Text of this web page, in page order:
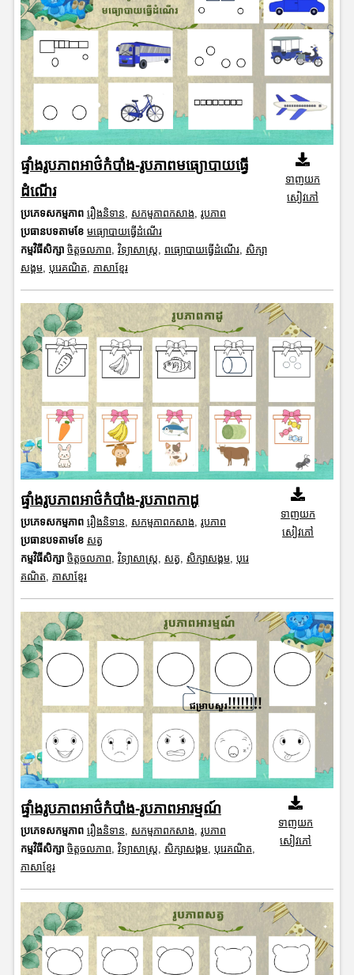
ផ្ទាំងរូបភាពអាថ៌កំបាំង-រូបភាពមធ្យោបាយធ្វើ
ដំណើរ
ប្រភេទសកម្មភាព រឿងនិទាន, សកម្មភាពកសាង, រូបភាព
ប្រធានបទតាមខែ មធ្យោបាយធ្វើដំណើរ
កម្មវិធីសិក្សា ចិត្តចលភាព, វិទ្យាសាស្រ្ត, ពធ្យោបាយធ្វើដំណើរ, សិក្សា
សង្គម, បុរេគណិត, ភាសាខ្មែរ
ទាញយក
សៀវភៅ
ផ្ទាំងរូបភាពអាថ៌កំបាំង-រូបភាពកាដូ
ប្រភេទសកម្មភាព រឿងនិទាន, សកម្មភាពកសាង, រូបភាព
ប្រធានបទតាមខែ សត្វ
កម្មវិធីសិក្សា ចិត្តចលភាព, វិទ្យាសាស្រ្ត, សត្វ, សិក្សាសង្គម, បុរេ
គណិត, ភាសាខ្មែរ
ទាញយក
សៀវភៅ
ផ្ទាំងរូបភាពអាថ៌កំបាំង-រូបភាពអារម្មណ៍
ប្រភេទសកម្មភាព រឿងនិទាន សកម្មភាពកសាង រូបភាព
កម្មវិធីសិក្សា ចិត្តចលភាព វិទ្យាសាស្រ្ត សិក្សាសង្គម, បុរេគណិត
ភាសាខ្មែរ
ទាញយក
សៀវភៅ